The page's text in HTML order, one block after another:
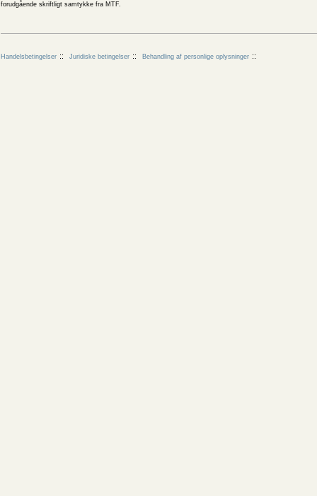
forudgående skriftligt samtykke fra MTF.
Handelsbetingelser Juridiske betingelser Behandling af personlige oplysninger